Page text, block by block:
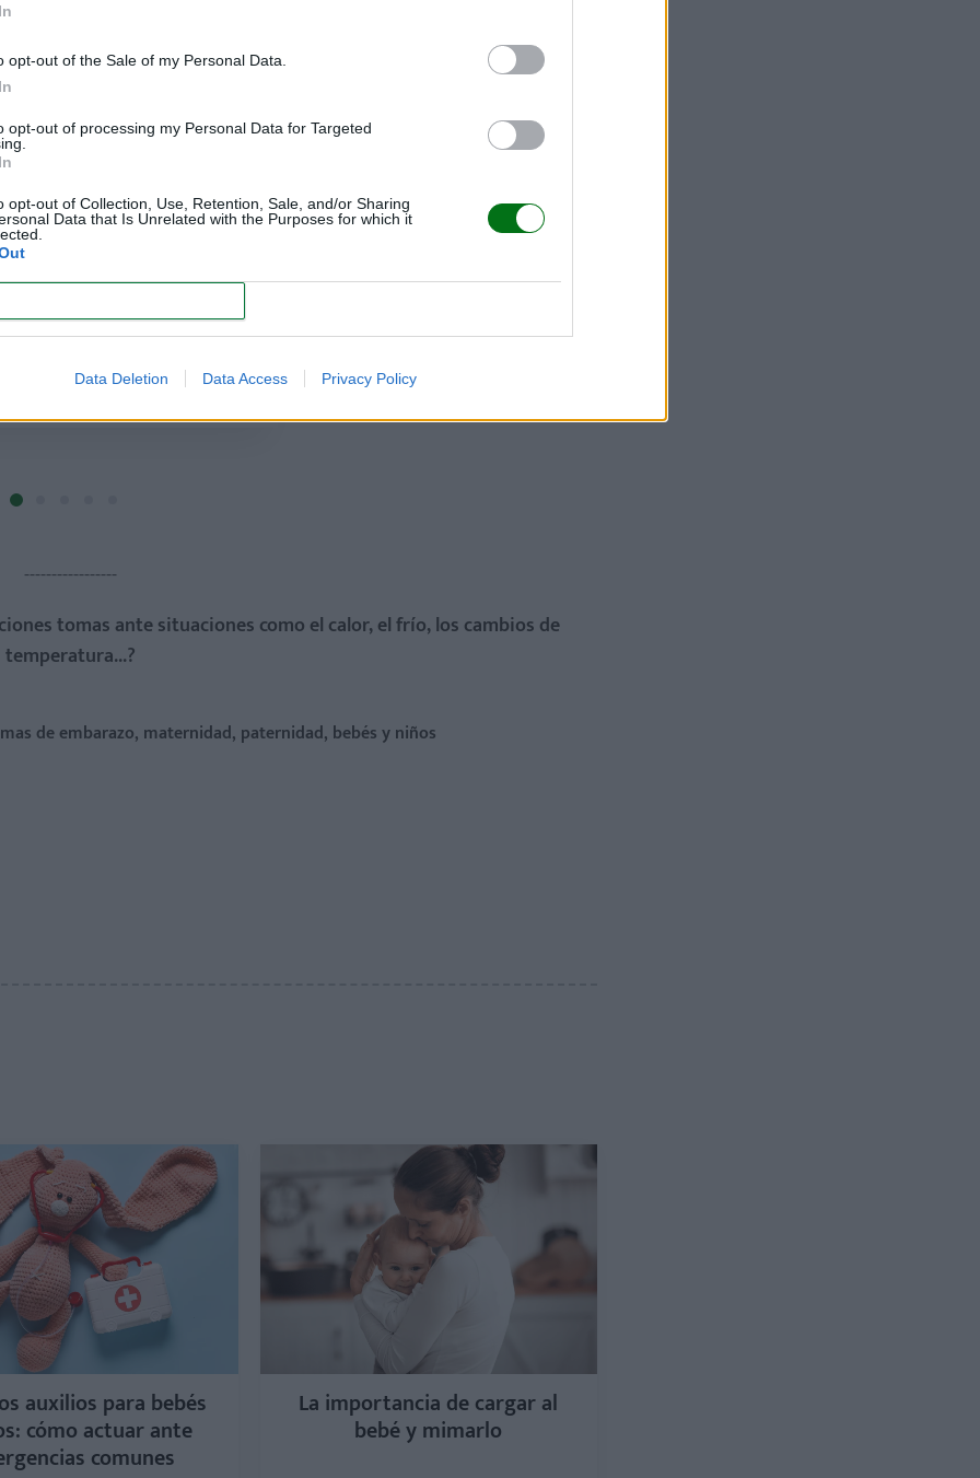
opt-out of the Sale of my Personal Data.
opt-out of processing my Personal Data for Targeted
opt-out of Collection, Use, Retention, Sale, and/or Sharing
Data that Is Unrelated with the Purposes for which it
Data Deletion Data Access Privacy Policy
es bueno para el bebé, ya
a la luz del sol estimula la
vitamina D, que es importante
Además, salir de casa
respirar aire fresco y
estímulos visuales, olfativos y
naturaleza. En este sentido, es
que el pequeño descubra el
rodea. Como precaución,nunca
llamarle la atención y alejarse
corre peligro lejos de mamá.
-----------------
tomas ante situaciones como el calor, el frío, los cambios de
temperatura...?
de embarazo, maternidad, paternidad, bebés y niños
auxilios para bebés
cómo actuar ante
comunes
La importancia de cargar al
bebé y mimarlo